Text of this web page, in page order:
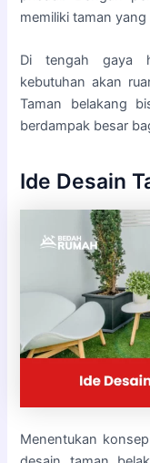
memiliki taman
Di tengah gaya
kebutuhan akan
Taman belakang
berdampak besar
Ide Desain
Menentukan